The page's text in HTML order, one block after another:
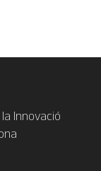
Innovació